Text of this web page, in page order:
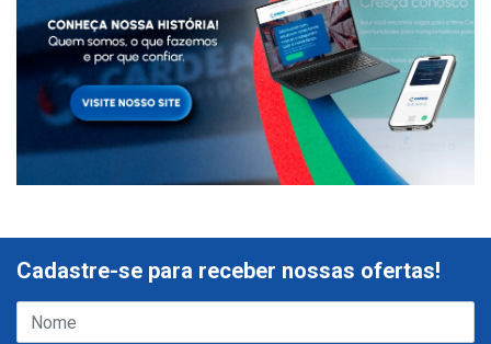
Cadastre-se para receber nossas ofertas!